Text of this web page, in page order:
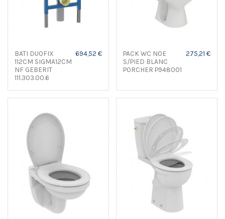
BATI DUOFIX
112CM SIGMA12CM
NF GEBERIT
111.303.00.6
694,52 €
PACK WC NOE
S/PIED BLANC
PORCHER P948001
275,21 €